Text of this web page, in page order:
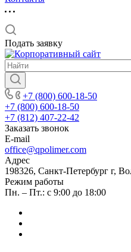
Подать заявку
+7 (800) 600-18-50
+7 (800) 600-18-50
+7 (812) 407-22-42
Заказать звонок
E-mail
office@qpolimer.com
Адрес
198326, Санкт-Петербург г,
Режим работы
Пн. – Пт.: с 9:00 до 18:00